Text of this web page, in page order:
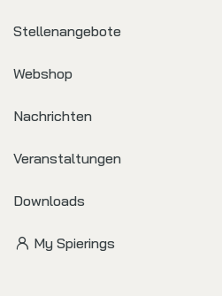
Stellenangebote
Webshop
Nachrichten
Veranstaltungen
Downloads
My Spierings